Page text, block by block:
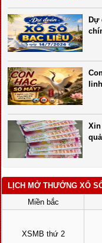
Dự
Xin
LỊCH MỞ THƯỞNG XỔ
Miền bắc
XSMB thứ 2